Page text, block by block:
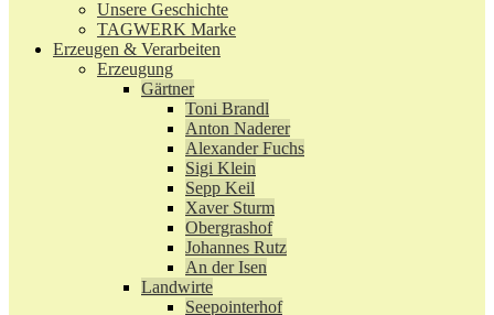
Unsere Geschichte
TAGWERK Marke
Erzeugen & Verarbeiten
Erzeugung
Gärtner
Toni Brandl
Anton Naderer
Alexander Fuchs
Sigi Klein
Sepp Keil
Xaver Sturm
Obergrashof
Johannes Rutz
An der Isen
Landwirte
Seepointerhof